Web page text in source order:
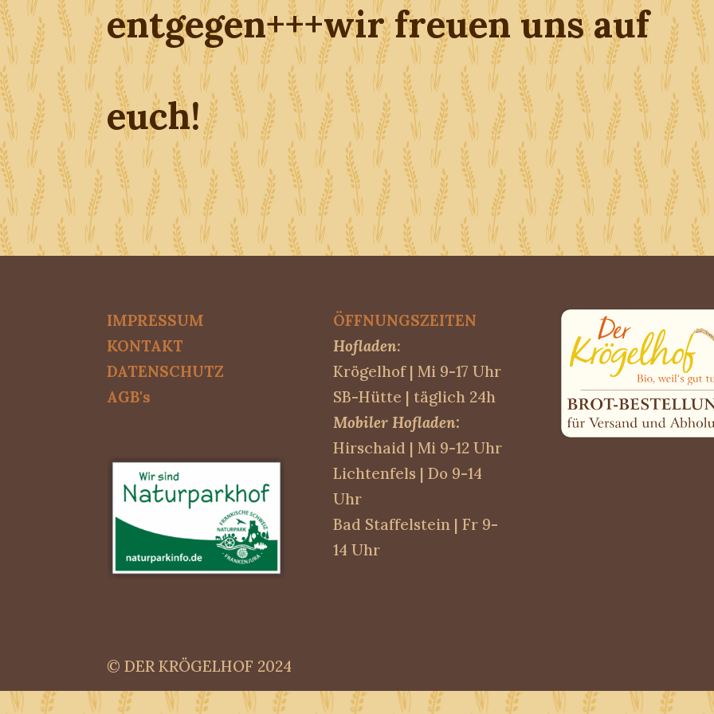
entgegen+++wir freuen uns auf
euch!
IMPRESSUM
KONTAKT
DATENSCHUTZ
AGB's
ÖFFNUNGSZEITEN
Hofladen:
Krögelhof | Mi 9-17 Uhr
SB-Hütte | täglich 24h
Mobiler Hofladen:
Hirschaid | Mi 9-12 Uhr
Lichtenfels | Do 9-14
Uhr
Bad Staffelstein | Fr 9-
14 Uhr
© DER KRÖGELHOF 2024